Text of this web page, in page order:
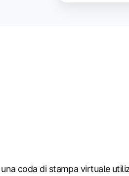
coda di stampa virtuale